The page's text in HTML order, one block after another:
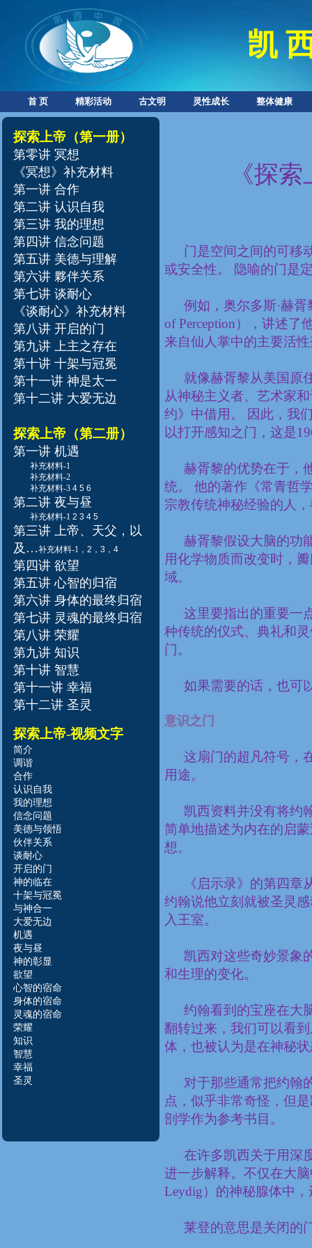
凯
首 页 精彩活动 古文明 灵性成长 整体健康
探索上帝 （第一册）
第零讲 冥想
《冥想》补充材料
第一讲 合作
第二讲 认识自我
第三讲 我的理想
第四讲 信念问题
第五讲 美德与理解
第六讲 夥伴关系
第七讲 谈耐心
《谈耐心》补充材料
第八讲 开启的门
第九讲 上主之存在
第十讲 十架与冠冕
第十一讲 神是太一
第十二讲 大爱无边
探索上帝（第二册）
第一讲 机遇
补充材料-1
补充材料-2
补充材料-3 4 5 6
第二讲 夜与昼
补充材料-1 2 3 4 5
第三讲 上帝、天父，以
及 …补充材料-1 ， 2 ， 3 ， 4
第四讲 欲望
第五讲 心智的归宿
第六讲 身体的最终归宿
第七讲 灵魂的最终归宿
第八讲 荣耀
第九讲 知识
第十讲 智慧
第十一讲 幸福
第十二讲 圣灵
探索上帝-视频文字
简介
调谐
合作
认识自我
我的理想
信念问题
美德与领悟
伙伴关系
谈耐心
开启的门
神的临在
十架与冠冕
与神合一
大爱无边
机遇
夜与昼
神的彰显
欲望
心智的宿命
身体的宿命
灵魂的宿命
荣耀
知识
智慧
幸福
圣灵
《探
门是空间之间的可移
或安全性。 隐喻的门是
例如，奥尔多斯·赫胥
of Perception ），讲述了
来自仙人掌中的主要活
就像赫胥黎从美国原
从神秘主义者、艺术家
约》中借用。 因此，我
以打开感知之门，这是
赫胥黎的优势在于，
统。 他的著作《常青哲
宗教传统神秘经验的人
赫胥黎假设大脑的功
用化学物质而改变时，
域。
这里要指出的重要一
种传统的仪式、典礼和
门。
如果需要的话，也可
意识之门
这扇门的超凡符号，
用途。
凯西资料并没有将约
简单地描述为内在的启
想。
《启示录》的第四
约翰说他立刻就被圣灵
入王室。
凯西对这些奇妙景象
和生理的变化。
约翰看到的宝座在大
翻转过来，我们可以看
体，也被认为是在神秘
对于那些通常把约翰
点，似乎非常奇怪，但
剖学作为参考书目。
在许多凯西关于用深
进一步解释。不仅在大
Leydig）的神秘腺体中
莱登的意思是关闭的